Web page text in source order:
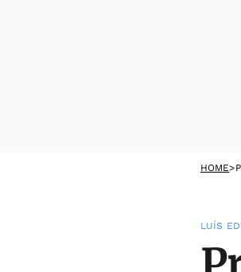
HOME>
LUÍS